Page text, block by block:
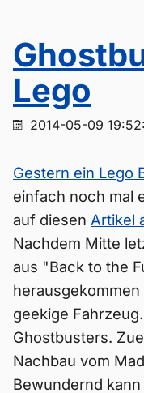
Lego
2014-05-09
Gestern ein Lego
einfach noch mal
auf diesen Artikel
Nachdem Mitte
aus "Back to the
geekige
Ghostbusters.
Nachbau vom
Bewundernd